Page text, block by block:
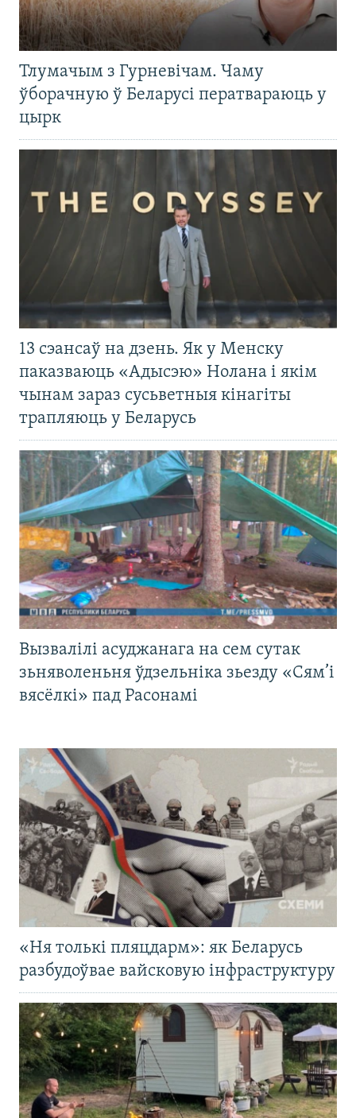
Тлумачым з Гурневічам. Чаму
ўборачную ў Беларусі ператвараюць у
цырк
13 сэансаў на дзень. Як у Менску
паказваюць «Адысэю» Нолана і якім
чынам зараз сусьветныя кінагіты
трапляюць у Беларусь
Вызвалілі асуджанага на сем сутак
зьняволеньня ўдзельніка зьезду «Сям’і
вясёлкі» пад Расонамі
«Ня толькі пляцдарм»: як Беларусь
разбудоўвае вайсковую інфраструктуру